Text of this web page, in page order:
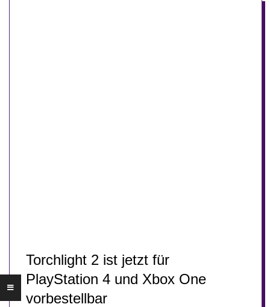
Torchlight 2 ist jetzt für
PlayStation 4 und Xbox One
vorbestellbar